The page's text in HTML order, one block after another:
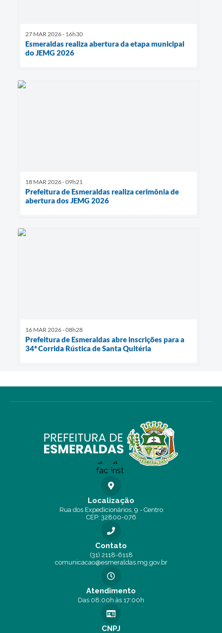
27 MAR 2026 - 16h30
Esmeraldas realiza abertura da etapa municipal
do JEMG 2026
18 MAR 2026 - 09h21
Prefeitura de Esmeraldas realiza cerimônia de
abertura dos JEMG 2026
16 MAR 2026 - 08h28
Prefeitura de Esmeraldas abre inscrições para a
34ª Corrida Rústica de Santa Quitéria
Localização
Rua dos Expedicionários, 9 - Centro
CEP: 32800-076
Contato
(31) 2118-6118
comunicacao@esmeraldas.mg.gov.br
Atendimento
Das 08:00h às 17:00h
CNPJ